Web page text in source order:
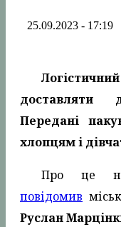
25.09.2023 - 17:19
доставляти
Передані
хлопцям і
Про це на
повідомив
Руслан